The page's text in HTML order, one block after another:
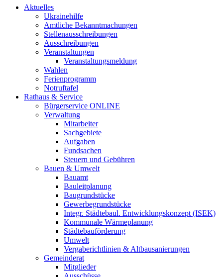
Aktuelles
Ukrainehilfe
Amtliche Bekanntmachungen
Stellenausschreibungen
Ausschreibungen
Veranstaltungen
Veranstaltungsmeldung
Wahlen
Ferienprogramm
Notruftafel
Rathaus & Service
Bürgerservice ONLINE
Verwaltung
Mitarbeiter
Sachgebiete
Aufgaben
Fundsachen
Steuern und Gebühren
Bauen & Umwelt
Bauamt
Bauleitplanung
Baugrundstücke
Gewerbegrundstücke
Integr. Städtebaul. Entwicklungskonzept (ISEK)
Kommunale Wärmeplanung
Städtebauförderung
Umwelt
Vergaberichtlinien & Altbausanierungen
Gemeinderat
Mitglieder